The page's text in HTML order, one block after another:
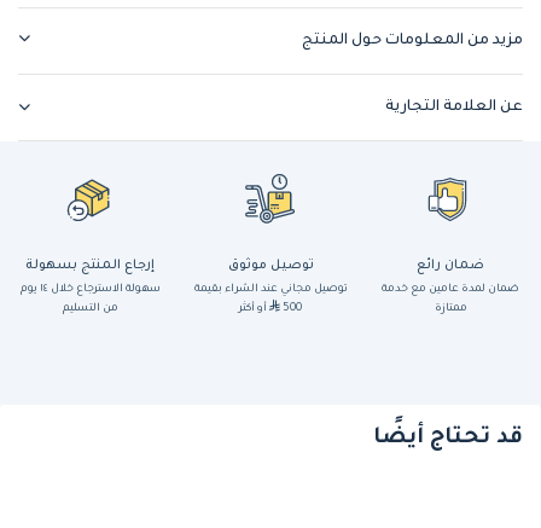
مزيد من المعلومات حول المنتج
عن العلامة التجارية
ضمان رائع
ضمان لمدة عامين مع خدمة
ممتازة
توصيل موثوق
توصيل مجاني عند الشراء بقيمة
500
أو أكثر
إرجاع المنتج بسهولة
سهولة الاسترجاع خلال ١٤ يوم
من التسليم
قد تحتاج أيضًا